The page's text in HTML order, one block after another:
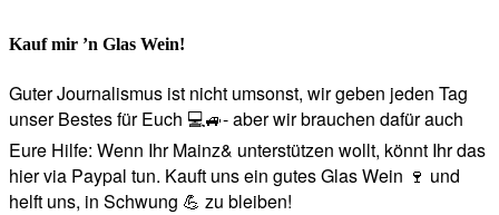
Kauf mir ’n Glas Wein!
Guter Journalismus ist nicht umsonst, wir geben jeden Tag
unser Bestes für Euch 💻🚙- aber wir brauchen dafür auch
Eure Hilfe: Wenn Ihr Mainz& unterstützen wollt, könnt Ihr das
hier via Paypal tun. Kauft uns ein gutes Glas Wein 🍷 und
helft uns, in Schwung 💪 zu bleiben!